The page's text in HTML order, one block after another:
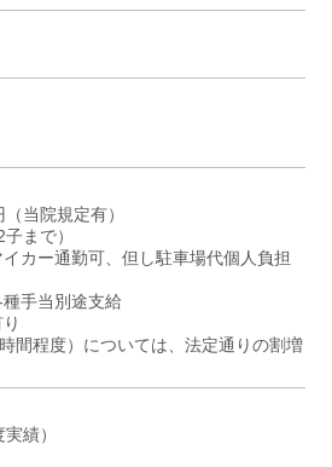
当院規定有）
まで）
カー通勤可、但し駐車場代個人負担
手当別途支給
間程度）については、法定通りの割増
績）